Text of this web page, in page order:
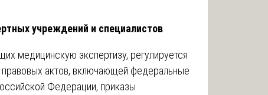
учреждений и специалистов
медицинскую экспертизу, регулируется
актов, включающей федеральные
Федерации, приказы